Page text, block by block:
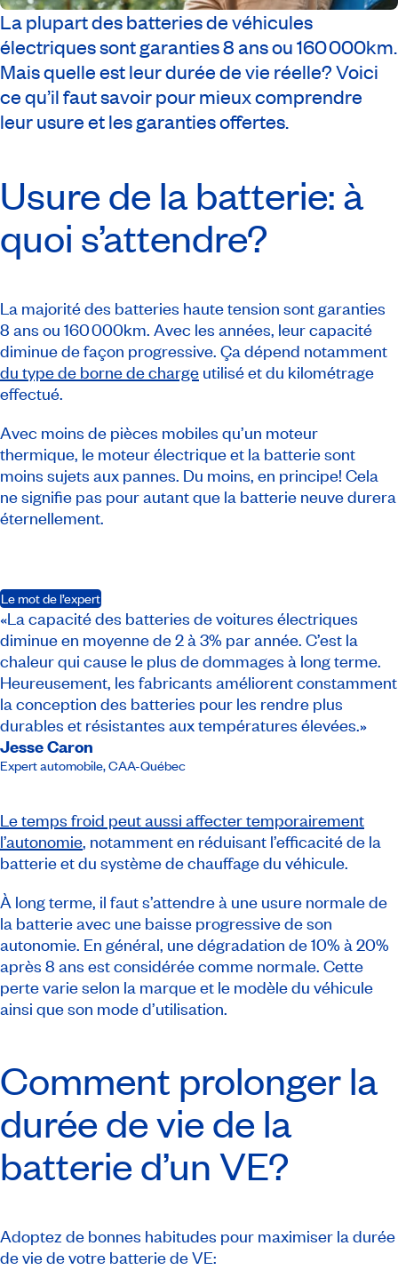
La plupart des batteries de véhicules
électriques sont garanties 8 ans ou 160 000km.
Mais quelle est leur durée de vie réelle? Voici
ce qu’il faut savoir pour mieux comprendre
leur usure et les garanties offertes.
Usure de la batterie: à
quoi s’attendre?
La majorité des batteries haute tension sont garanties
8 ans ou 160 000km. Avec les années, leur capacité
diminue de façon progressive. Ça dépend notamment
du type de borne de charge utilisé et du kilométrage
effectué.
Avec moins de pièces mobiles qu’un moteur
thermique, le moteur électrique et la batterie sont
moins sujets aux pannes. Du moins, en principe! Cela
ne signifie pas pour autant que la batterie neuve durera
éternellement.
Le mot de l’expert
«La capacité des batteries de voitures électriques
diminue en moyenne de 2 à 3% par année. C’est la
chaleur qui cause le plus de dommages à long terme.
Heureusement, les fabricants améliorent constamment
la conception des batteries pour les rendre plus
durables et résistantes aux températures élevées.»
Jesse Caron
Expert automobile,CAA-Québec
Le temps froid peut aussi affecter temporairement
l’autonomie, notamment en réduisant l’efficacité de la
batterie et du système de chauffage du véhicule.
À long terme, il faut s’attendre à une usure normale de
la batterie avec une baisse progressive de son
autonomie. En général, une dégradation de 10% à 20%
après 8 ans est considérée comme normale. Cette
perte varie selon la marque et le modèle du véhicule
ainsi que son mode d’utilisation.
Comment prolonger la
durée de vie de la
batterie d’un VE?
Adoptez de bonnes habitudes pour maximiser la durée
de vie de votre batterie de VE: